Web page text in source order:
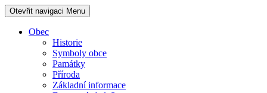
Otevřit navigaci Menu
Obec
Historie
Symboly obce
Památky
Příroda
Základní informace